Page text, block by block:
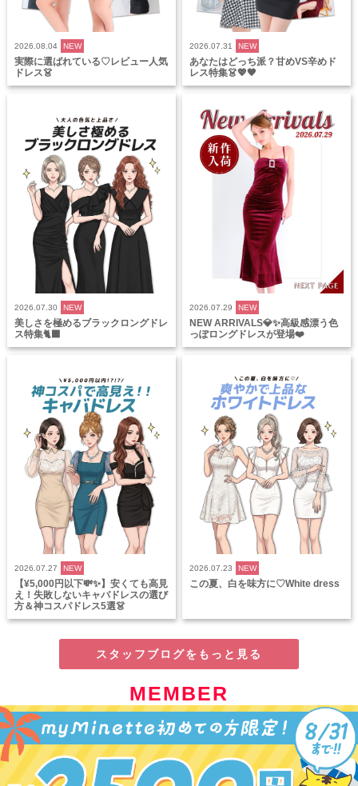
2026.08.04 NEW
実際に選ばれている♡レビュー人気
ドレス👗
2026.07.31 NEW
あなたはどっち派？甘めVS辛めド
レス特集👗💖🖤
2026.07.30 NEW
美しさを極めるブラックロングドレ
ス特集🐈‍⬛
2026.07.29 NEW
NEW ARRIVALS💎✨高級感漂う色
っぽロングドレスが登場❤️
2026.07.27 NEW
【¥5,000円以下💸✨】安くても高見
え！失敗しないキャバドレスの選び
方＆神コスパドレス5選👗
2026.07.23 NEW
この夏、白を味方に♡White dress
スタッフブログをもっと見る
MEMBER